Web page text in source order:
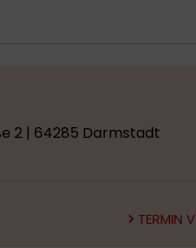
2 | 64285 Darmstadt
TERMIN